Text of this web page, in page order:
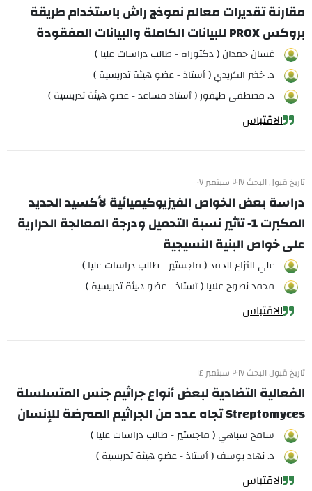
مقارنة تقديرات معالم نموذج راش باستخدام طريقة
بروكس PROX للبيانات الكاملة والبيانات المفقودة
غسان حمدان ( دكتوراه - طالب دراسات عليا )
د. خضر الكريدي ( أستاذ - عضو هيئة تدريسية )
د. مصطفى طيفور ( أستاذ مساعد - عضو هيئة تدريسية )
الاقتباس
تاريخ قبول البحث ٢٠١٧ سبتمبر ٠٧
دراسة بعض الخواص الفيزيوكيميائية لأكسيد الحديد
المكبرت 1- تأثير نسبة التحميل ودرجة المعالجة الحرارية
على خواص البنية النسيجية
علي النزاع الحمد ( ماجستير - طالب دراسات عليا )
محمد نصوح علايا ( أستاذ - عضو هيئة تدريسية )
الاقتباس
تاريخ قبول البحث ٢٠١٧ سبتمبر ١٤
الفعالية التضادية لبعض أنواع جراثيم جنس المتسلسلة
Streptomyces تجاه عدد من الجراثيم الممرضة للإنسان
سامح سباهي ( ماجستير - طالب دراسات عليا )
د. نهاد يوسف ( أستاذ - عضو هيئة تدريسية )
الاقتباس